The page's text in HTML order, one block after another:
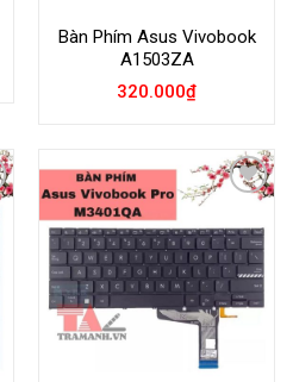
Bàn Phím Asus Vivobook
A1503ZA
320.000₫
Wishlist